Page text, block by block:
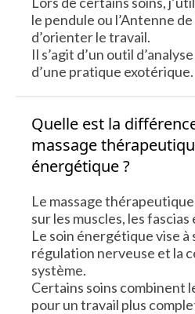
le pendule ou l’Antenne
d’orienter le travail.
Il s’agit d’un outil
d’une pratique exotérique.
Quelle est la
massage
énergétique ?
Le massage
sur les muscles, les
Le soin énergétique vise à
régulation nerveuse et la
système.
Certains soins combinent
pour un travail plus